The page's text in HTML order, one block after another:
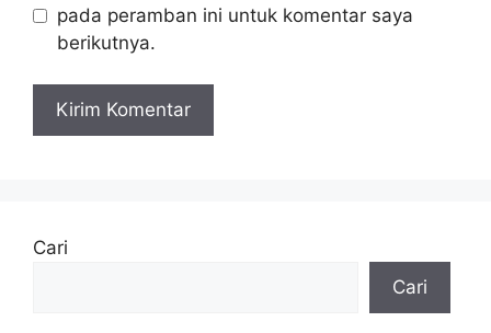
pada peramban ini untuk komentar saya
berikutnya.
Cari
Cari